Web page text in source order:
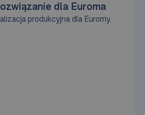
dla Euroma
produkcyjna dla Euromy.